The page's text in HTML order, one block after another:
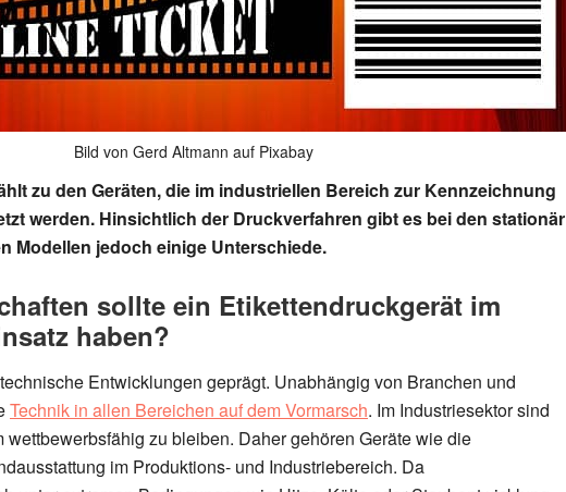
Bild von Gerd Altmann auf Pixabay
zu den Geräten, die im industriellen Bereich zur Kennzeichnung
werden. Hinsichtlich der Druckverfahren gibt es bei den stationär
Modellen jedoch einige Unterschiede.
sollte ein Etikettendruckgerät im
haben?
Entwicklungen geprägt. Unabhängig von Branchen und
Technik in allen Bereichen auf dem Vormarsch. Im Industriesektor sind
wettbewerbsfähig zu bleiben. Daher gehören Geräte wie die
im Produktions- und Industriebereich. Da